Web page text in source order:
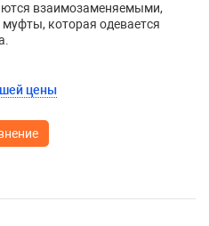
взаимозаменяемыми,
которая одевается
цены